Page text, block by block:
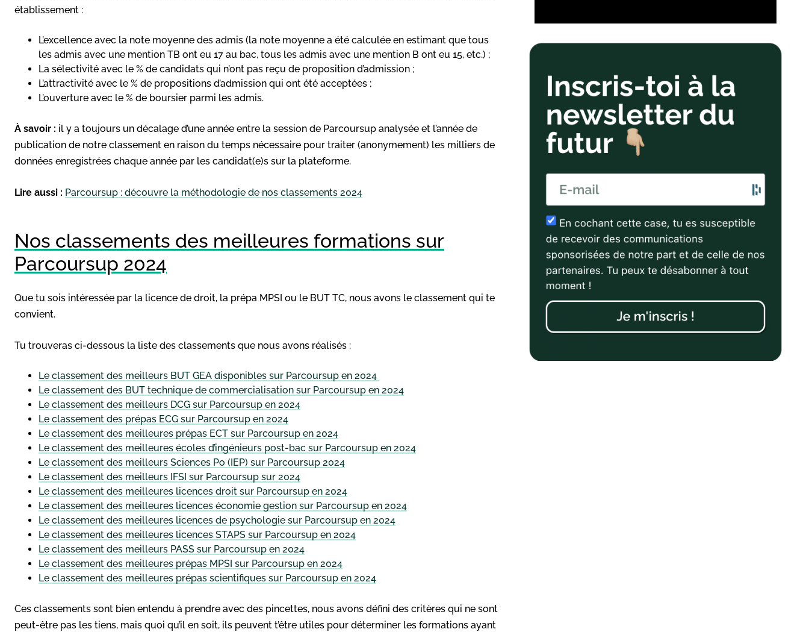
établissement :
L’excellence avec la note moyenne des admis (la note moyenne a été calculée en estimant que tous
les admis avec une mention TB ont eu 17 au bac, tous les admis avec une mention B ont eu 15, etc.) ;
La sélectivité avec le % de candidats qui n’ont pas reçu de proposition d’admission ;
L’attractivité avec le % de propositions d’admission qui ont été acceptées ;
L’ouverture avec le % de boursier parmi les admis.
À savoir : il y a toujours un décalage d’une année entre la session de Parcoursup analysée et l’année de
publication de notre classement en raison du temps nécessaire pour traiter (anonymement) les milliers de
données enregistrées chaque année par les candidat(e)s sur la plateforme.
Lire aussi : Parcoursup : découvre la méthodologie de nos classements 2024
Nos classements des meilleures formations sur
Parcoursup 2024
Que tu sois intéressée par la licence de droit, la prépa MPSI ou le BUT TC, nous avons le classement qui te
convient.
Tu trouveras ci-dessous la liste des classements que nous avons réalisés :
Le classement des meilleurs BUT GEA disponibles sur Parcoursup en 2024
Le classement des BUT technique de commercialisation sur Parcoursup en 2024
Le classement des meilleurs DCG sur Parcoursup en 2024
Le classement des prépas ECG sur Parcoursup en 2024
Le classement des meilleures prépas ECT sur Parcoursup en 2024
Le classement des meilleures écoles d’ingénieurs post-bac sur Parcoursup en 2024
Le classement des meilleurs Sciences Po (IEP) sur Parcoursup 2024
Le classement des meilleurs IFSI sur Parcoursup sur 2024
Le classement des meilleures licences droit sur Parcoursup en 2024
Le classement des meilleures licences économie gestion sur Parcoursup en 2024
Le classement des meilleures licences de psychologie sur Parcoursup en 2024
Le classement des meilleures licences STAPS sur Parcoursup en 2024
Le classement des meilleurs PASS sur Parcoursup en 2024
Le classement des meilleures prépas MPSI sur Parcoursup en 2024
Le classement des meilleures prépas scientifiques sur Parcoursup en 2024
Ces classements sont bien entendu à prendre avec des pincettes, nous avons défini des critères qui ne sont
peut-être pas les tiens, mais quoi qu’il en soit, ils peuvent t’être utiles pour déterminer les formations ayant